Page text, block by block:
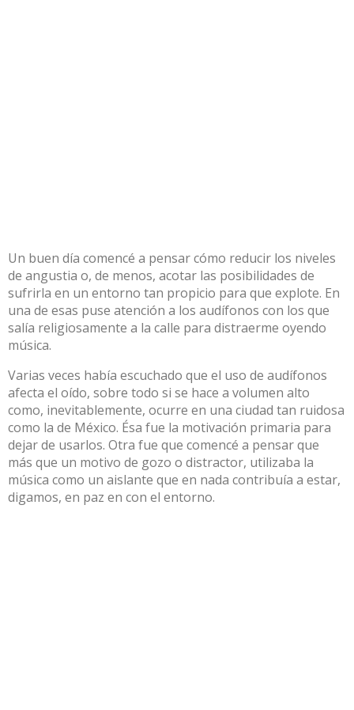
Un buen día comencé a pensar cómo reducir los niveles
de angustia o, de menos, acotar las posibilidades de
sufrirla en un entorno tan propicio para que explote. En
una de esas puse atención a los audífonos con los que
salía religiosamente a la calle para distraerme oyendo
música.
Varias veces había escuchado que el uso de audífonos
afecta el oído, sobre todo si se hace a volumen alto
como, inevitablemente, ocurre en una ciudad tan ruidosa
como la de México. Ésa fue la motivación primaria para
dejar de usarlos. Otra fue que comencé a pensar que
más que un motivo de gozo o distractor, utilizaba la
música como un aislante que en nada contribuía a estar,
digamos, en paz en con el entorno.